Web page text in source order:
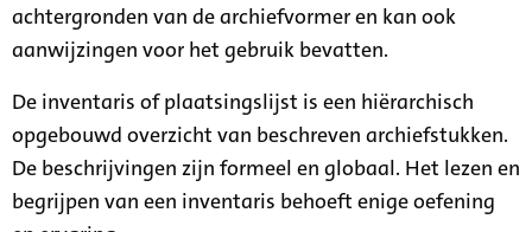
achtergronden van de archiefvormer en kan ook
aanwijzingen voor het gebruik bevatten.
De inventaris of plaatsingslijst is een hiërarchisch
opgebouwd overzicht van beschreven archiefstukken.
De beschrijvingen zijn formeel en globaal. Het lezen en
begrijpen van een inventaris behoeft enige oefening